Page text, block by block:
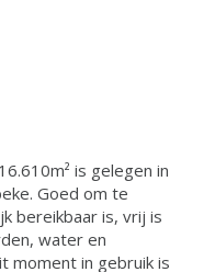
is gelegen in
Goed om te
bereikbaar is, vrij is
water en
moment in gebruik is